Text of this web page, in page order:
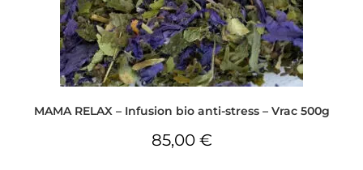
MAMA RELAX – Infusion bio anti-stress – Vrac 500g
85,00 €